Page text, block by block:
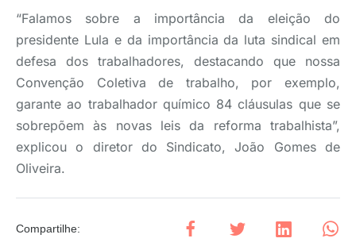
“Falamos sobre a importância da eleição do
presidente Lula e da importância da luta sindical em
defesa dos trabalhadores, destacando que nossa
Convenção Coletiva de trabalho, por exemplo,
garante ao trabalhador químico 84 cláusulas que se
sobrepõem às novas leis da reforma trabalhista”,
explicou o diretor do Sindicato, João Gomes de
Oliveira.
Compartilhe: